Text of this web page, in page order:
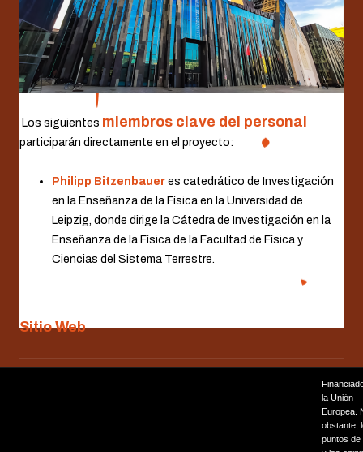
Los siguientes miembros clave del personal
participarán directamente en el proyecto:
Philipp Bitzenbauer es catedrático de Investigación
en la Enseñanza de la Física en la Universidad de
Leipzig, donde dirige la Cátedra de Investigación en la
Enseñanza de la Física de la Facultad de Física y
Ciencias del Sistema Terrestre.
Sitio Web
ARTÍCULO
la Unión
Europea.
obstante,
puntos de